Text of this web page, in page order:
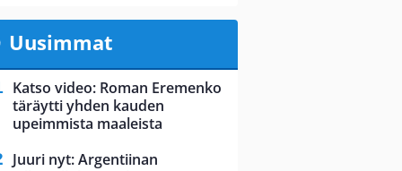
Uusimmat
Katso video: Roman Eremenko
täräytti yhden kauden
upeimmista maaleista
Juuri nyt: Argentiinan